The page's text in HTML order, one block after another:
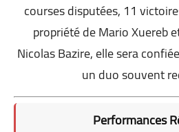
courses disputées, 11
propriété de Mario Xuereb
Nicolas Bazire, elle sera
un duo souvent
Performances